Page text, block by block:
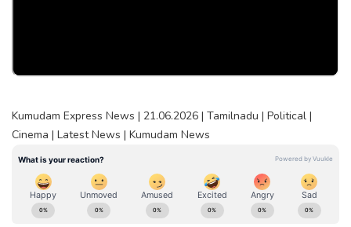
Kumudam Express News | 21.06.2026 | Tamilnadu | Political |
Cinema | Latest News | Kumudam News